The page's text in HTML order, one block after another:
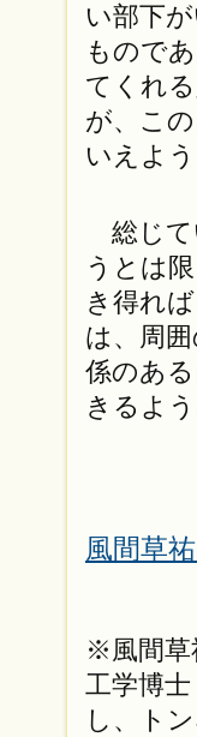
い部下
もので
てくれ
が、こ
いえよう
総じて
うとは
き得れ
は、周
係のあ
きるよ
風間草
※風間草
工学博
し、ト